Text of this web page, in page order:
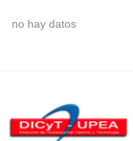
no hay datos